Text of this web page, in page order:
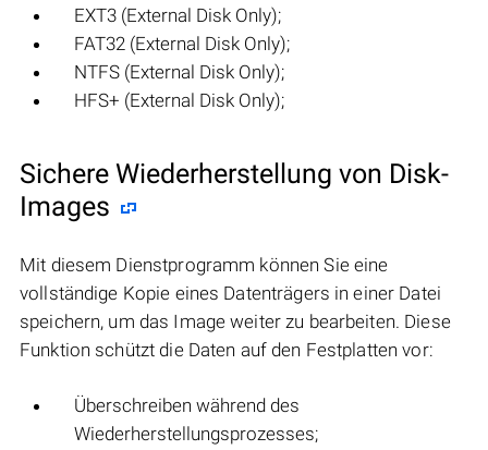
EXT3 (External Disk Only);
FAT32 (External Disk Only);
NTFS (External Disk Only);
HFS+ (External Disk Only);
Sichere Wiederherstellung von Disk-
Images
Mit diesem Dienstprogramm können Sie eine
vollständige Kopie eines Datenträgers in einer Datei
speichern, um das Image weiter zu bearbeiten. Diese
Funktion schützt die Daten auf den Festplatten vor:
Überschreiben während des
Wiederherstellungsprozesses;